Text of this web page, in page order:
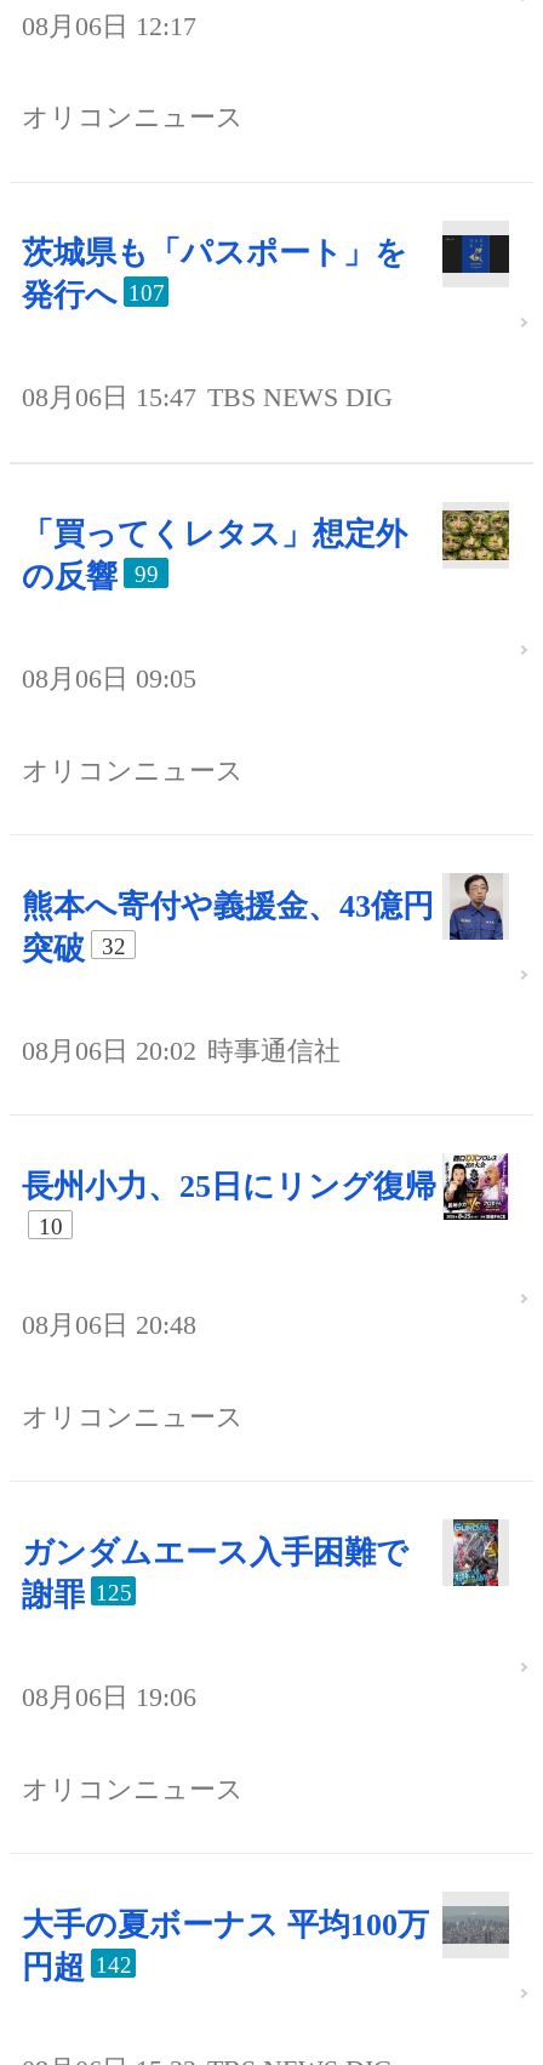
08月06日 12:17
オリコンニュース
茨城県も「パスポート」を
発行へ 107
08月06日 15:47 TBS NEWS DIG
「買ってくレタス」想定外
の反響
99
08月06日 09:05
オリコンニュース
熊本へ寄付や義援金、43億円
突破
32
08月06日 20:02 時事通信社
長州小力、25日にリング復帰
10
08月06日 20:48
オリコンニュース
ガンダムエース入手困難で
謝罪 125
08月06日 19:06
オリコンニュース
大手の夏ボーナス 平均100万
円超 142